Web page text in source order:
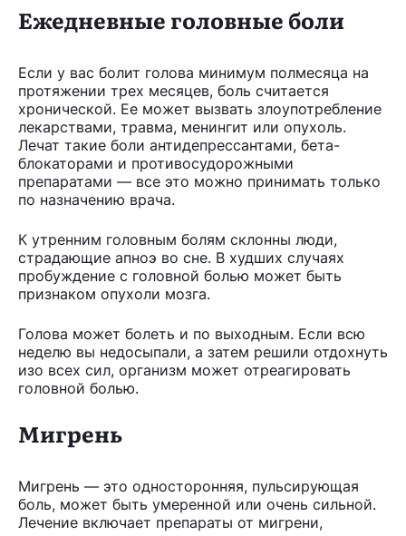
Ежедневные головные боли
Если у вас болит голова минимум полмесяца на
протяжении трех месяцев, боль считается
хронической. Ее может вызвать злоупотребление
лекарствами, травма, менингит или опухоль.
Лечат такие боли антидепрессантами, бета-
блокаторами и противосудорожными
препаратами — все это можно принимать только
по назначению врача.
К утренним головным болям склонны люди,
страдающие апноэ во сне. В худших случаях
пробуждение с головной болью может быть
признаком опухоли мозга.
Голова может болеть и по выходным. Если всю
неделю вы недосыпали, а затем решили отдохнуть
изо всех сил, организм может отреагировать
головной болью.
Мигрень
Мигрень — это односторонняя, пульсирующая
боль, может быть умеренной или очень сильной.
Лечение включает препараты от мигрени,